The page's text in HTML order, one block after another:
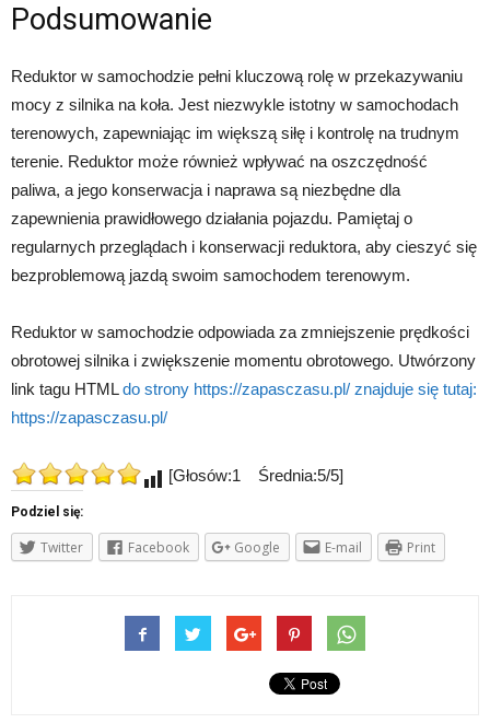
Podsumowanie
Reduktor w samochodzie pełni kluczową rolę w przekazywaniu
mocy z silnika na koła. Jest niezwykle istotny w samochodach
terenowych, zapewniając im większą siłę i kontrolę na trudnym
terenie. Reduktor może również wpływać na oszczędność
paliwa, a jego konserwacja i naprawa są niezbędne dla
zapewnienia prawidłowego działania pojazdu. Pamiętaj o
regularnych przeglądach i konserwacji reduktora, aby cieszyć się
bezproblemową jazdą swoim samochodem terenowym.
Reduktor w samochodzie odpowiada za zmniejszenie prędkości
obrotowej silnika i zwiększenie momentu obrotowego. Utwórzony
link tagu HTMLdo strony https://zapasczasu.pl/ znajduje się tutaj:
https://zapasczasu.pl/
[Głosów:1 Średnia:5/5]
Podziel się:
Twitter Facebook Google E-mail Print